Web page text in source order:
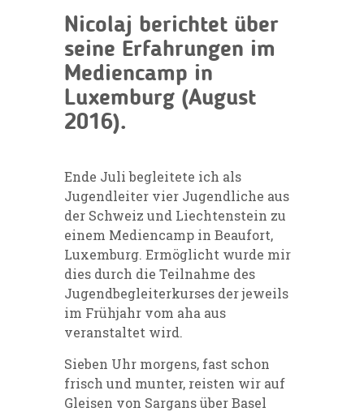
Nicolaj berichtet über
seine Erfahrungen im
Mediencamp in
Luxemburg (August
2016).
Ende Juli begleitete ich als
Jugendleiter vier Jugendliche aus
der Schweiz und Liechtenstein zu
einem Mediencamp in Beaufort,
Luxemburg. Ermöglicht wurde mir
dies durch die Teilnahme des
Jugendbegleiterkurses der jeweils
im Frühjahr vom aha aus
veranstaltet wird.
Sieben Uhr morgens, fast schon
frisch und munter, reisten wir auf
Gleisen von Sargans über Basel